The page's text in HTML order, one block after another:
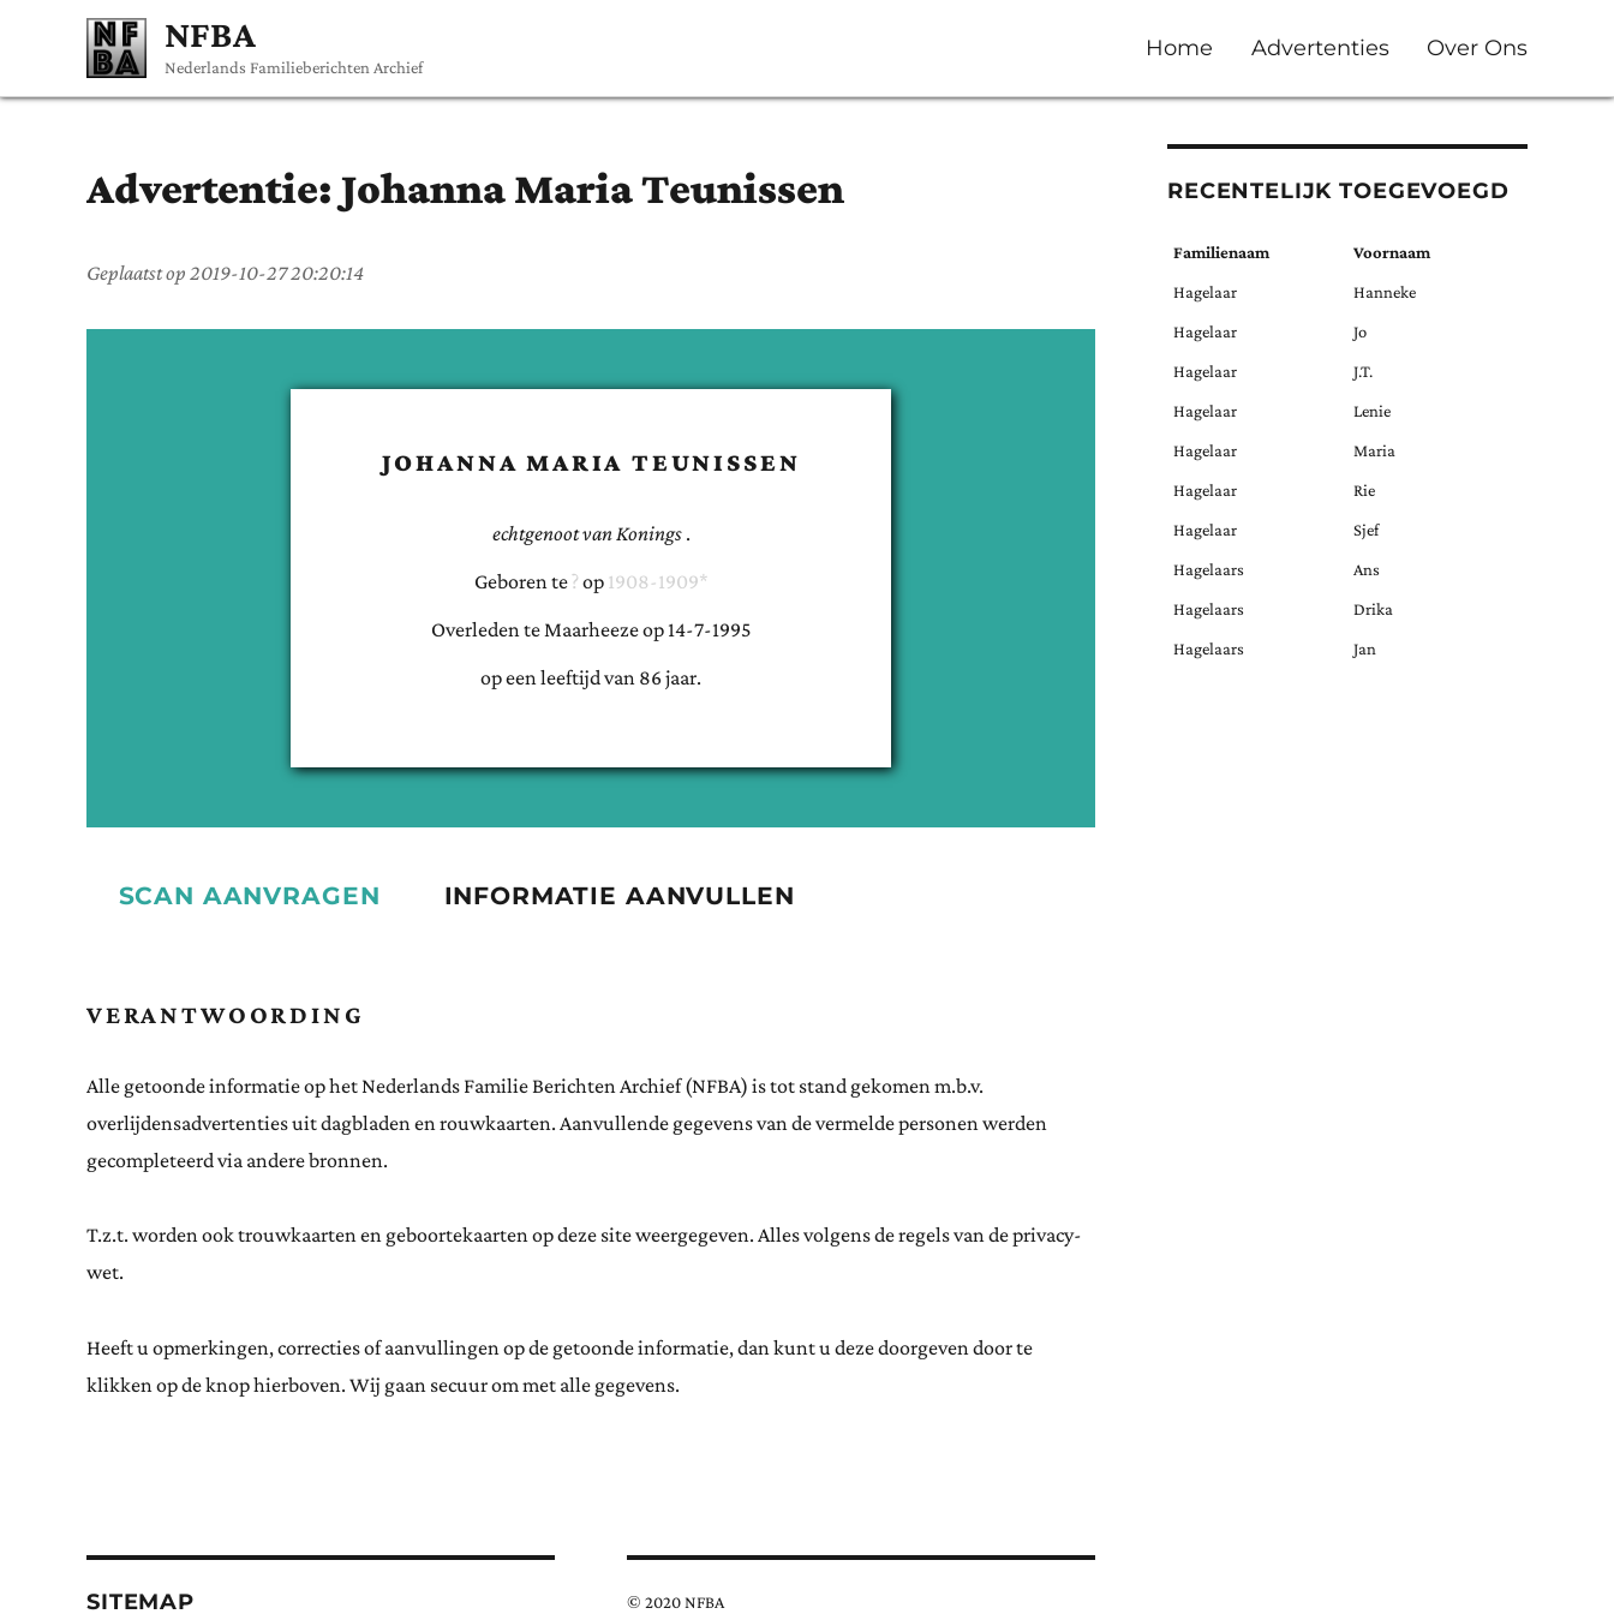
NFBA
Nederlands Familieberichten Archief
Home Advertenties Over Ons
Advertentie: Johanna MariaTeunissen
Geplaatst op 2019-10-27 20:20:14
JOHANNA MARIA TEUNISSEN
echtgenoot van Konings .
Geboren te op 1908-1909*
Overleden te Maarheezeop 14-7-1995
op een leeftijd van 86jaar.
SCAN AANVRAGEN INFORMATIE AANVULLEN
VERANTWOORDING
Alle getoonde informatie op het Nederlands Familie Berichten Archief (NFBA) is tot stand gekomen m.b.v.
overlijdensadvertenties uit dagbladen en rouwkaarten. Aanvullende gegevens van de vermelde personen werden
gecompleteerd via andere bronnen.
T.z.t. worden ook trouwkaarten en geboortekaarten op deze site weergegeven. Alles volgens de regels van de privacy-
wet.
Heeft u opmerkingen, correcties of aanvullingen op de getoonde informatie, dan kunt u deze doorgeven door te
klikken op de knop hierboven. Wij gaan secuur om met alle gegevens.
SITEMAP © 2020 NFBA
RECENTELIJK TOEGEVOEGD
Familienaam Voornaam
Hagelaar Hanneke
Hagelaar Jo
Hagelaar J.T.
Hagelaar Lenie
Hagelaar Maria
Hagelaar Rie
Hagelaar Sjef
Hagelaars Ans
Hagelaars Drika
Hagelaars Jan